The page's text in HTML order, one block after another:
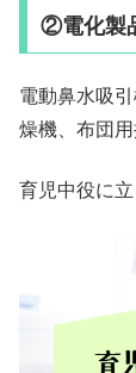
②電化製
電動鼻水吸
燥機、布団用
育児中役に